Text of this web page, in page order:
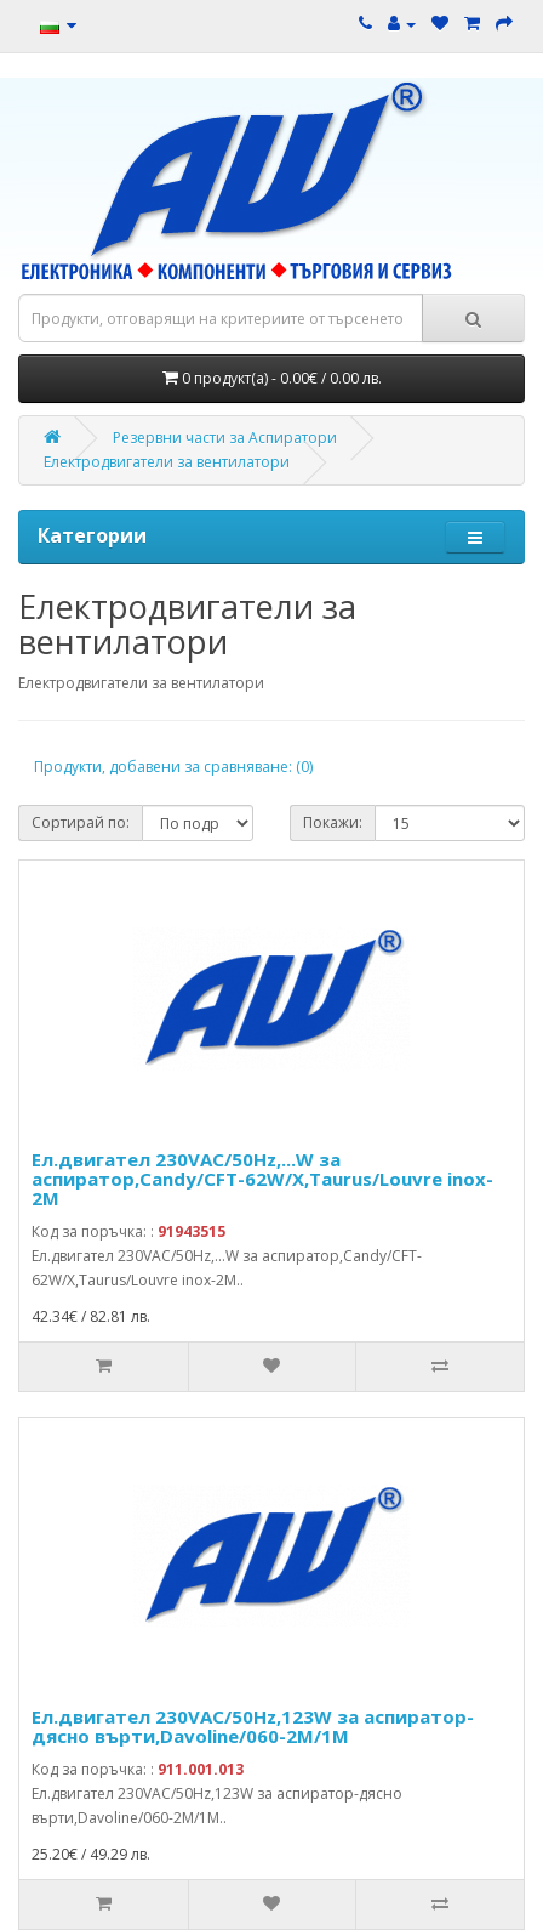
0 продукт(а) - 0.00€ / 0.00 лв.
Резервни части за Аспиратори
Електродвигатели за вентилатори
Категории
Електродвигатели за
вентилатори
Електродвигатели за вентилатори
Продукти, добавени за сравняване: (0)
Сортирай по: Покажи:
Ел.двигател 230VAC/50Hz,...W за
аспиратор,Candy/CFT-62W/X,Taurus/Louvre inox-
2M
Код за поръчка: : 91943515
Ел.двигател 230VAC/50Hz,...W за аспиратор,Candy/CFT-
62W/X,Taurus/Louvre inox-2M..
42.34€ / 82.81 лв.
Ел.двигател 230VAC/50Hz,123W за aспиратор-
дясно върти,Davoline/060-2M/1М
Код за поръчка: : 911.001.013
Ел.двигател 230VAC/50Hz,123W за aспиратор-дясно
върти,Davoline/060-2M/1М..
25.20€ / 49.29 лв.